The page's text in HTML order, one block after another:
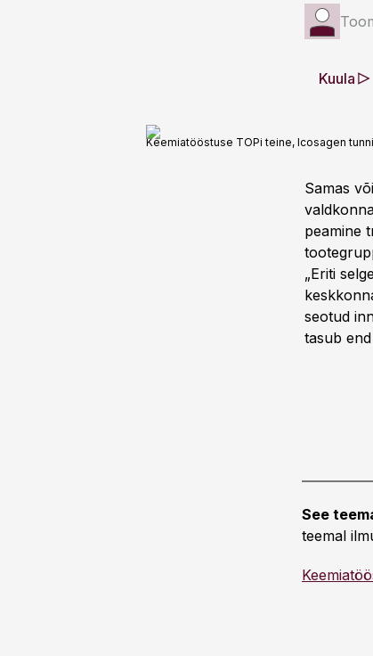
Kuula
Keemiatööstuse TOPi teine, Icosagen
Samas
peamine
„Eriti
seotud
tasub
See
teemal